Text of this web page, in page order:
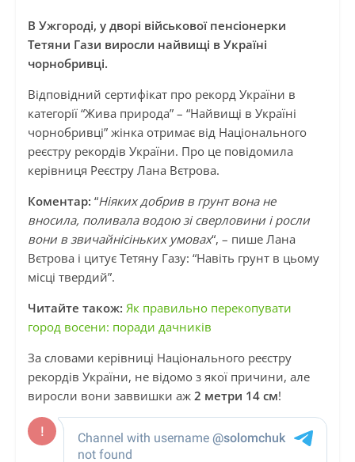
В Ужгороді, у дворі військової пенсіонерки
Тетяни Гази виросли найвищі в Україні
чорнобривці.
Відповідний сертифікат про рекорд України в
категорії “Жива природа” – “Найвищі в Україні
чорнобривці” жінка отримає від Національного
реєстру рекордів України. Про це повідомила
керівниця Реєстру Лана Вєтрова.
Коментар: “Ніяких добрив в грунт вона не
вносила, поливала водою зі сверловини і росли
вони в звичайнісіньких умовах“, – пише Лана
Вєтрова і цитує Тетяну Газу: “Навіть грунт в цьому
місці твердий”.
Читайте також: Як правильно перекопувати
город восени: поради дачників
За словами керівниці Національного реєстру
рекордів України, не відомо з якої причини, але
виросли вони заввишки аж 2 метри 14 см!